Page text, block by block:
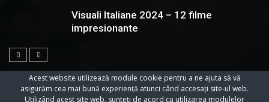
Visuali Italiane 2024 – 12 filme
impresionante
Acest website utilizează module cookie pentru a ne ajuta să vă
asigurăm cea mai bună experiență atunci când accesați site-ul web.
Utilizând acest site web, sunteți de acord cu utilizarea modulelor